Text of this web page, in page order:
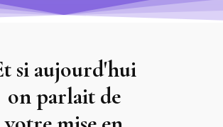
si aujourd'hui
on parlait de